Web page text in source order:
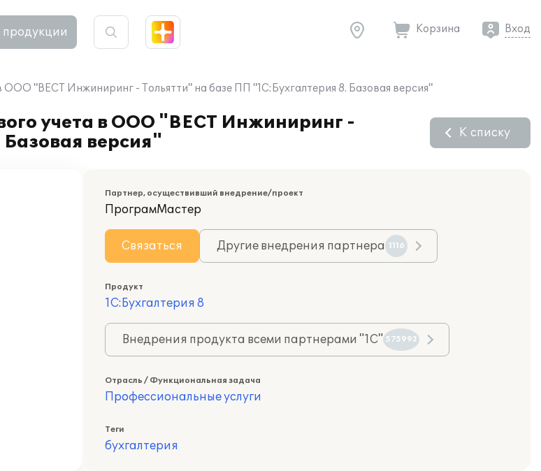
Корзина Вход
ООО "ВЕСТ Инжиниринг - Тольятти" на базе ПП "1С:Бухгалтерия 8. Базовая версия"
учета в ООО "ВЕСТ Инжиниринг -
версия"
К списку
Партнер, осуществивший внедрение/проект
ПрограмМастер
Связаться Другие внедрения партнера 1116
Продукт
1С:Бухгалтерия 8
Внедрения продукта всеми партнерами "1С" 575993
Отрасль / Функциональная задача
Профессиональные услуги
Теги
бухгалтерия